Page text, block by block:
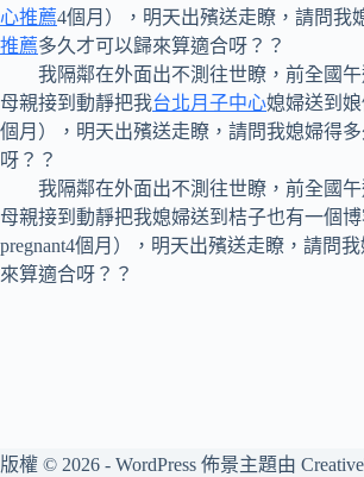
心推薦4個月），明天出殯送走瞭，請問我
推薦多久才可以歸來算適合呀？？
我隔鄰在外面出不測往世瞭，前全國午
母親接到動靜把我台北月子中心媳婦送到娘
個月），明天出殯送走瞭，請問我媳婦得
呀？？
我隔鄰在外面出不測往世瞭，前全國午
母親接到動靜把我媳婦送到桔子也有一個
pregnant4個月），明天出殯送走瞭，請問
來算適合呀？？
版權 © 2026 - WordPress 佈景主題由